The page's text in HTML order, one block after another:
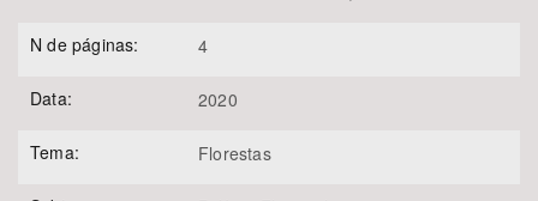
N de páginas: 4
Data: 2020
Tema: Florestas